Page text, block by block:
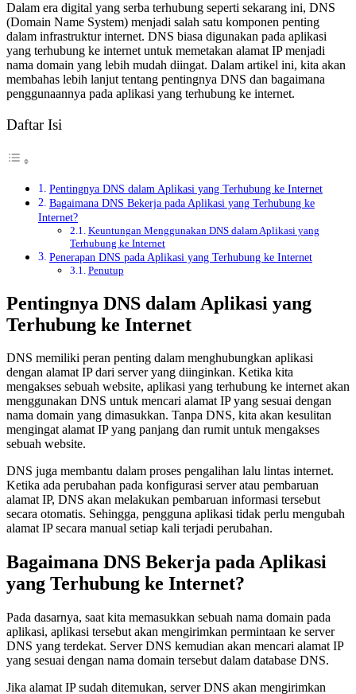
Dalam era digital yang serba terhubung seperti sekarang ini, DNS
(Domain Name System) menjadi salah satu komponen penting
dalam infrastruktur internet. DNS biasa digunakan pada aplikasi
yang terhubung ke internet untuk memetakan alamat IP menjadi
nama domain yang lebih mudah diingat. Dalam artikel ini, kita akan
membahas lebih lanjut tentang pentingnya DNS dan bagaimana
penggunaannya pada aplikasi yang terhubung ke internet.
Daftar Isi
Pentingnya DNS dalam Aplikasi yang Terhubung ke Internet
Bagaimana DNS Bekerja pada Aplikasi yang Terhubung ke
Internet?
Keuntungan Menggunakan DNS dalam Aplikasi yang
Terhubung ke Internet
Penerapan DNS pada Aplikasi yang Terhubung ke Internet
Penutup
Pentingnya DNS dalam Aplikasi yang
Terhubung ke Internet
DNS memiliki peran penting dalam menghubungkan aplikasi
dengan alamat IP dari server yang diinginkan. Ketika kita
mengakses sebuah website, aplikasi yang terhubung ke internet akan
menggunakan DNS untuk mencari alamat IP yang sesuai dengan
nama domain yang dimasukkan. Tanpa DNS, kita akan kesulitan
mengingat alamat IP yang panjang dan rumit untuk mengakses
sebuah website.
DNS juga membantu dalam proses pengalihan lalu lintas internet.
Ketika ada perubahan pada konfigurasi server atau pembaruan
alamat IP, DNS akan melakukan pembaruan informasi tersebut
secara otomatis. Sehingga, pengguna aplikasi tidak perlu mengubah
alamat IP secara manual setiap kali terjadi perubahan.
Bagaimana DNS Bekerja pada Aplikasi
yang Terhubung ke Internet?
Pada dasarnya, saat kita memasukkan sebuah nama domain pada
aplikasi, aplikasi tersebut akan mengirimkan permintaan ke server
DNS yang terdekat. Server DNS kemudian akan mencari alamat IP
yang sesuai dengan nama domain tersebut dalam database DNS.
Jika alamat IP sudah ditemukan, server DNS akan mengirimkan